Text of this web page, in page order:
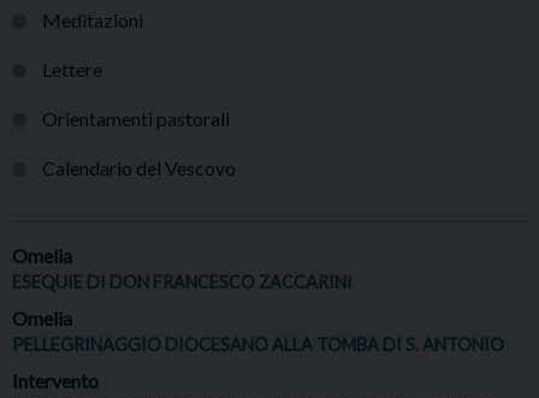
Meditazioni
Lettere
Orientamenti pastorali
Calendario del Vescovo
Omelia
ESEQUIE DI DON FRANCESCO ZACCARINI
Omelia
PELLEGRINAGGIO DIOCESANO ALLA TOMBA DI S. ANTONIO
Intervento